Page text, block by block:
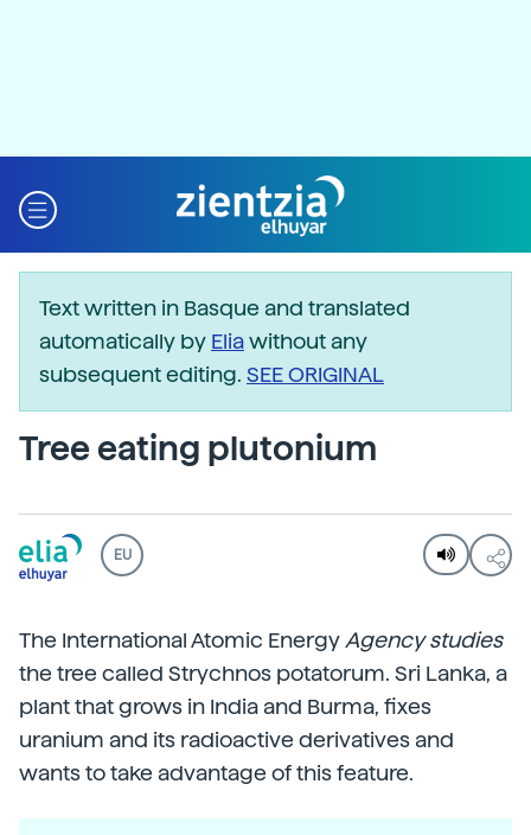
Text written in Basque and translated
automatically by Eliawithout any
subsequent editing. SEE ORIGINAL
Tree eating plutonium
EU
The International Atomic Energy Agency studies
the tree called Strychnos potatorum. Sri Lanka, a
plant that grows in India and Burma, fixes
uranium and its radioactive derivatives and
wants to take advantage of this feature.